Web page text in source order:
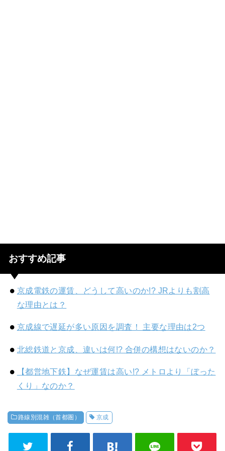
おすすめ記事
京成電鉄の運賃、どうして高いのか!? JRよりも割高
な理由とは？
京成線で遅延が多い原因を調査！ 主要な理由は2つ
北総鉄道と京成、違いは何!? 合併の構想はないのか？
【都営地下鉄】なぜ運賃は高い!? メトロより「ぼった
くり」なのか？
路線別混雑（首都圏） 京成